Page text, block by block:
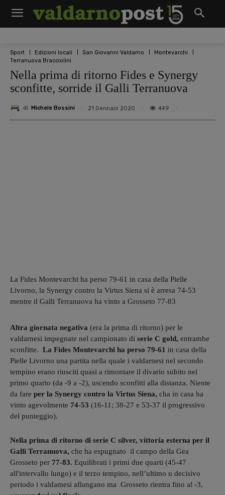
Sport Edizioni locali San Giovanni Valdarno
Montevarchi
Terranuova Bracciolini
Nella prima di ritorno Fides e Synergy
sconfitte, sorride il Galli Terranuova
di Michele Bossini 21 Gennaio 2020 449
La Fides Montevarchi ha perso 79-61 in casa della Pielle
Livorno, la Synergy contro la Virtus Siena si è arresa 74-53
mentre il Galli Terranuova ha vinto a Grosseto 77-83
Altra giornata negativa (era la prima di ritorno) per le
valdarnesi impegnate nel campionato di serie C gold, entrambe
sconfitte. La Fides Montevarchi ha perso 79-61 in casa della
Pielle Livorno una partita nella quale i valdarnesi nel secondo
tempino erano riusciti quasi a rimontare il divario subito nel
primo quarto (da -9 a -2), uscendo sconfitti alla distanza. Niente
da fare per la Synergy contro la Virtus Siena, cha in casa ha
vinto agevolmente 74-53 (16-11; 38-27 e 53-37 il progressivo
del punteggio).
Nella prima di ritorno di serie C silver, vittoria esterna per il
Galli Terranuova, che ha espugnato il campo della Gea
Grosseto per 77-83. Equilibrati i primi due quarti (45-47
all'intervallo lungo) e il terzo tempino, nell’ultimo u decisivo
periodo i valdamesi allungano ma Grosseto rientra fino al -3,